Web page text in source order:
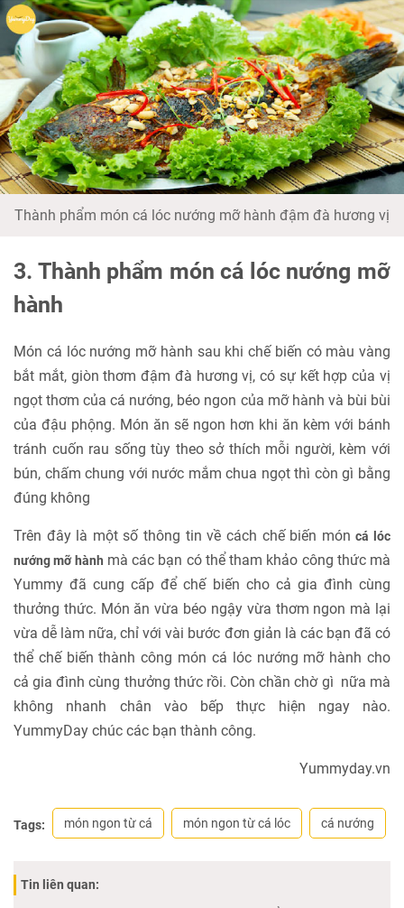
Thành phẩm món cá lóc nướng mỡ hành đậm đà hương vị
3. Thành phẩm món cá lóc nướng mỡ
hành
Món cá lóc nướng mỡ hành sau khi chế biến có màu vàng
bắt mắt, giòn thơm đậm đà hương vị, có sự kết hợp của vị
ngọt thơm của cá nướng, béo ngon của mỡ hành và bùi bùi
của đậu phộng. Món ăn sẽ ngon hơn khi ăn kèm với bánh
tránh cuốn rau sống tùy theo sở thích mỗi người, kèm với
bún, chấm chung với nước mắm chua ngọt thì còn gì bằng
đúng không
Trên đây là một số thông tin về cách chế biến móncá lóc
nướng mỡ hành mà các bạn có thể tham khảo công thức mà
Yummy đã cung cấp để chế biến cho cả gia đình cùng
thưởng thức. Món ăn vừa béo ngậy vừa thơm ngon mà lại
vừa dễ làm nữa, chỉ với vài bước đơn giản là các bạn đã có
thể chế biến thành công món cá lóc nướng mỡ hành cho
cả gia đình cùng thưởng thức rồi. Còn chần chờ gì nữa mà
không nhanh chân vào bếp thực hiện ngay nào.
YummyDay chúc các bạn thành công.
Yummyday.vn
Tags: món ngon từ cá món ngon từ cá lóc cá nướng
Tin liên quan: